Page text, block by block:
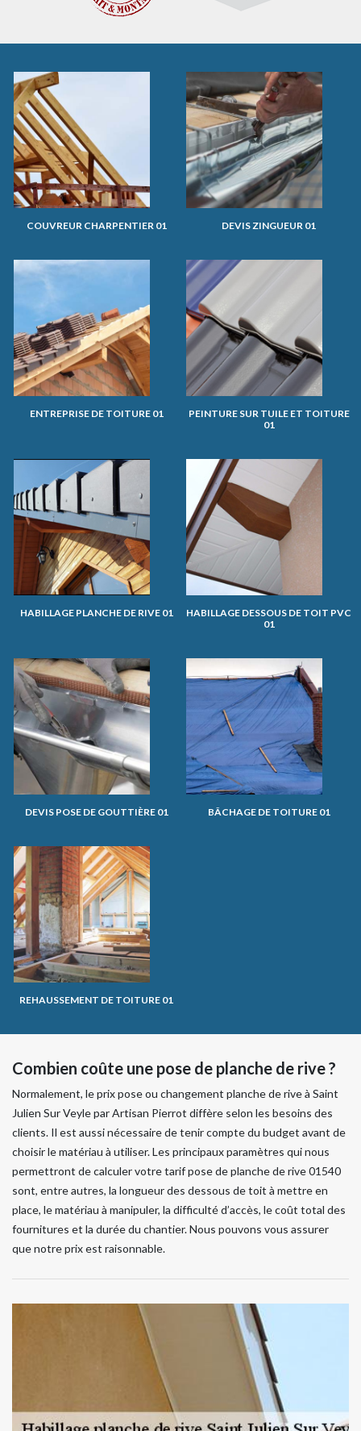
COUVREUR CHARPENTIER 01 DEVIS ZINGUEUR 01
ENTREPRISE DE TOITURE 01
PEINTURE SUR TUILE ET TOITURE
01
HABILLAGE PLANCHE DE RIVE 01
HABILLAGE DESSOUS DE TOIT PVC
01
DEVIS POSE DE GOUTTIÈRE 01 BÂCHAGE DE TOITURE 01
REHAUSSEMENT DE TOITURE 01
Combien coûte une pose de planche de rive ?
Normalement, le prix pose ou changement planche de rive à Saint
Julien Sur Veyle par Artisan Pierrot diffère selon les besoins des
clients. Il est aussi nécessaire de tenir compte du budget avant de
choisir le matériau à utiliser. Les principaux paramètres qui nous
permettront de calculer votre tarif pose de planche de rive 01540
sont, entre autres, la longueur des dessous de toit à mettre en
place, le matériau à manipuler, la difficulté d’accès, le coût total des
fournitures et la durée du chantier. Nous pouvons vous assurer
que notre prix est raisonnable.